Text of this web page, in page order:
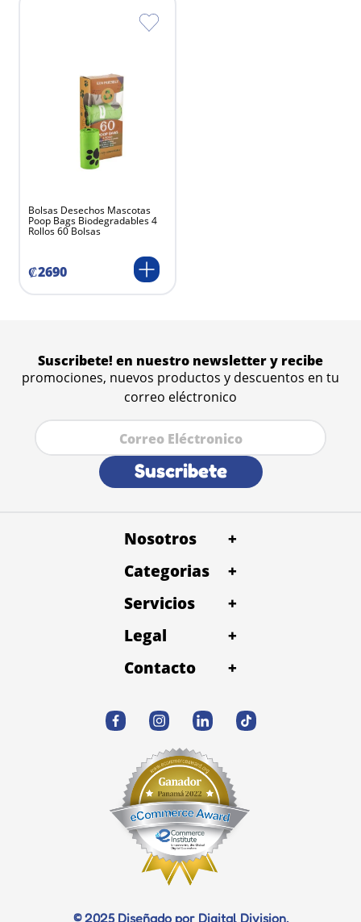
Bolsas Desechos Mascotas
Poop Bags Biodegradables 4
Rollos 60 Bolsas
₡2690
Suscribete! en nuestro newsletter y recibe
promociones, nuevos productos y descuentos en tu
correo eléctronico
Suscribete
Nosotros
+
Categorias
+
Servicios
+
Legal
+
Contacto
+
© 2025 Diseñado por Digital Division.